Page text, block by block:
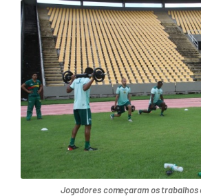
Jogadores começaram os trabalhos